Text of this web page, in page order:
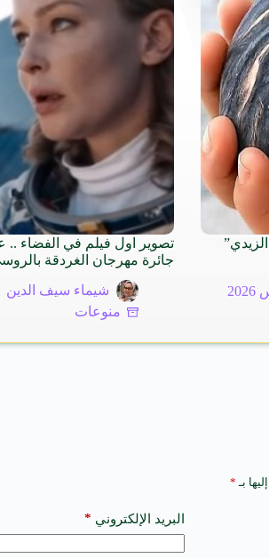
تصوير اول فيلم في الفضاء ..
جائرة مهرجان الغردقة
شيماء سيف الدين
منوعات
بـ *
البريد الإلكتروني *